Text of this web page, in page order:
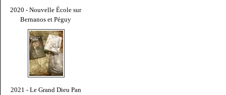
2020 - Nouvelle École sur
Bernanos et Péguy
2021 - Le Grand Dieu Pan